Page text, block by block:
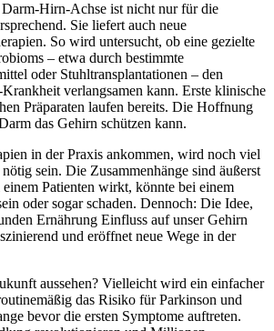
Hirn-Achse ist nicht nur für die
Sie liefert auch neue
So wird untersucht, ob eine gezielte
– etwa durch bestimmte
oder Stuhltransplantationen – den
verlangsamen kann. Erste klinische
Präparaten laufen bereits. Die Hoffnung
das Gehirn schützen kann.
in der Praxis ankommen, wird noch viel
sein. Die Zusammenhänge sind äußerst
Patienten wirkt, könnte bei einem
oder sogar schaden. Dennoch: Die Idee,
Ernährung Einfluss auf unser Gehirn
und eröffnet neue Wege in der
aussehen? Vielleicht wird ein einfacher
das Risiko für Parkinson und
bevor die ersten Symptome auftreten.